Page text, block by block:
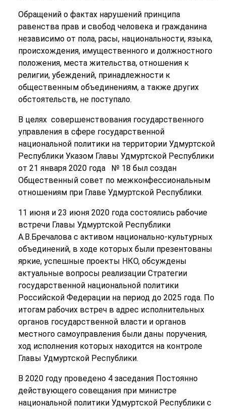
Обращений о фактах нарушений принципа
равенства прав и свобод человека и гражданина
независимо от пола, расы, национальности, языка,
происхождения, имущественного и должностного
положения, места жительства, отношения к
религии, убеждений, принадлежности к
общественным объединениям, а также других
обстоятельств, не поступало.
В целях совершенствования государственного
управления в сфере государственной
национальной политики на территории Удмуртской
Республики Указом Главы Удмуртской Республики
от 21 января 2020 года № 18 был создан
Общественный совет по межконфессиональным
отношениям при Главе Удмуртской Республики.
11 июня и 23 июня 2020 года состоялись рабочие
встречи Главы Удмуртской Республики
А.В.Бречалова с активом национально-культурных
объединений, в ходе которых были презентованы
яркие, успешные проекты НКО, обсуждены
актуальные вопросы реализации Стратегии
государственной национальной политики
Российской Федерации на период до 2025 года. По
итогам рабочих встреч в адрес исполнительных
органов государственной власти и органов
местного самоуправления были даны поручения,
ход исполнения которых находится на контроле
Главы Удмуртской Республики.
В 2020 году проведено 4 заседания Постоянно
действующего совещания при министре
национальной политики Удмуртской Республики с